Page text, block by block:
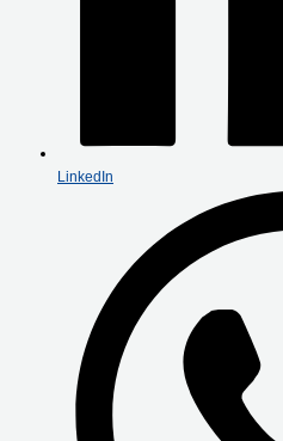
LinkedIn